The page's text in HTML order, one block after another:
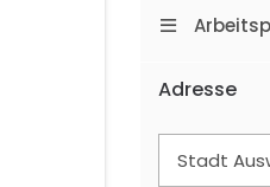
Adresse